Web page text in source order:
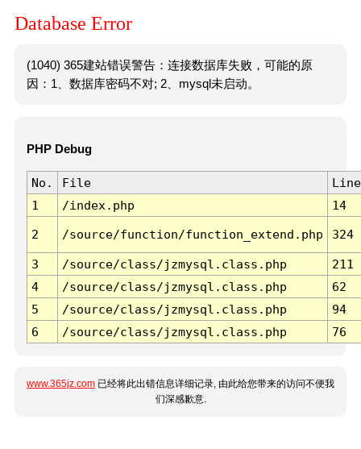
Database Error
(1040) 365建站错误警告：连接数据库失败，可能的原
因：1、数据库密码不对; 2、mysql未启动。
PHP Debug
No. File
Line
1
/index.php 14
2 /source/function/function_extend.php 324
3 /source/class/jzmysql.class.php
211
4
/source/class/jzmysql.class.php
62
5
/source/class/jzmysql.class.php
94
6
/source/class/jzmysql.class.php 76
www.365jz.com 已经将此出错信息详细记录, 由此给您带来的访问不便我
们深感歉意.